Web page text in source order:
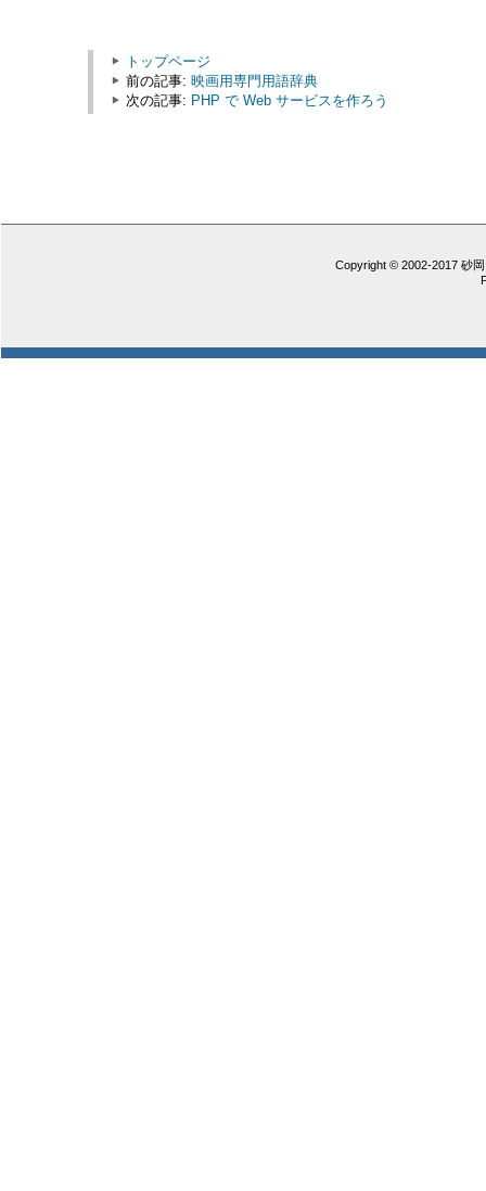
トップページ
前の記事: 映画用専門用語辞典
次の記事: PHP で Web サービスを作ろう
Copyright © 2002-2017 砂